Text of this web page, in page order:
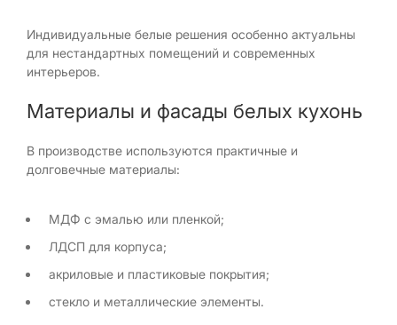
Индивидуальные белые решения особенно актуальны
для нестандартных помещений и современных
интерьеров.
Материалы и фасады белых кухонь
В производстве используются практичные и
долговечные материалы:
МДФ с эмалью или пленкой;
ЛДСП для корпуса;
акриловые и пластиковые покрытия;
стекло и металлические элементы.